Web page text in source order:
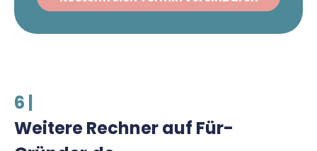
6 |
Weitere Rechner auf Für-